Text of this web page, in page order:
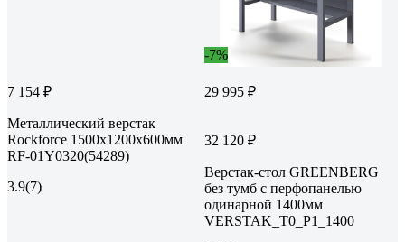
7 154 ₽
Металлический верстак
Rockforce 1500x1200x600мм
RF-01Y0320(54289)
3.9(7)
-7%
29 995 ₽
32 120 ₽
Верстак-стол GREENBERG
без тумб с перфопанелью
одинарной 1400мм
VERSTAK_Т0_P1_1400